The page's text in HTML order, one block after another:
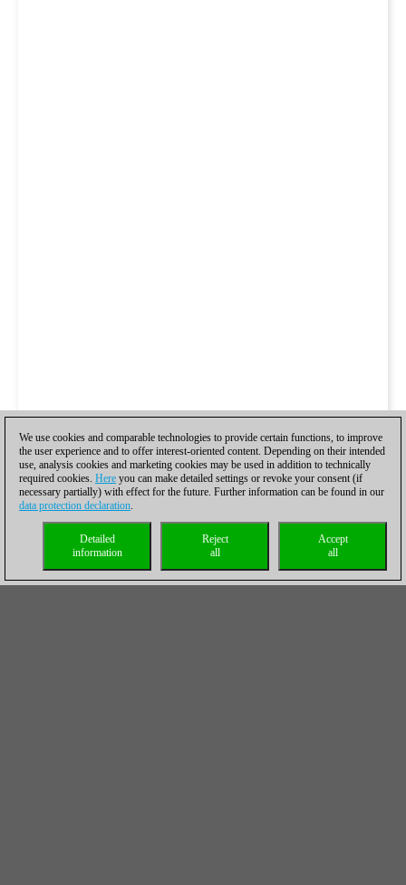
We use cookies and comparable technologies to provide certain functions, to improve
the user experience and to offer interest-oriented content. Depending on their intended
use, analysis cookies and marketing cookies may be used in addition to technically
required cookies. Here you can make detailed settings or revoke your consent (if
necessary partially) with effect for the future. Further information can be found in our
data protection declaration.
Accept
all
Reject
all
Detailed
information